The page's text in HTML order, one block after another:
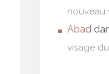
nouveau
Abad
visage